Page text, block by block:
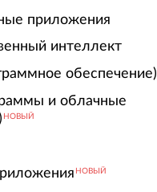
приложения
интеллект
обеспечение)
и облачные
НОВЫЙ
НОВЫЙ